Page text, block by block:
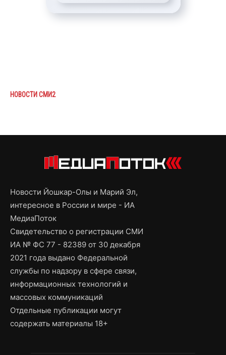
НОВОСТИ СМИ2
Новости Йошкар-Олы и Марий Эл,
интересное в России и мире - ИА
МедиаПоток
Свидетельство о регистрации СМИ
ИА № ФС 77 - 82389 от 30 декабря
2021 года выдано Федеральной
службы по надзору в сфере связи,
информационных технологий и
массовых коммуникаций
Отдельные публикации могут
содержать материалы 18+